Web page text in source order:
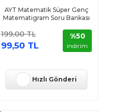
AYT Matematik Süper Genç
Matematigram Soru Bankası
199,00 TL
99,50 TL
%50
indirim
Hızlı Gönderi